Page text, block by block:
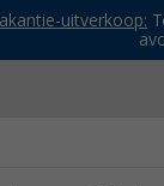
uitverkoop: